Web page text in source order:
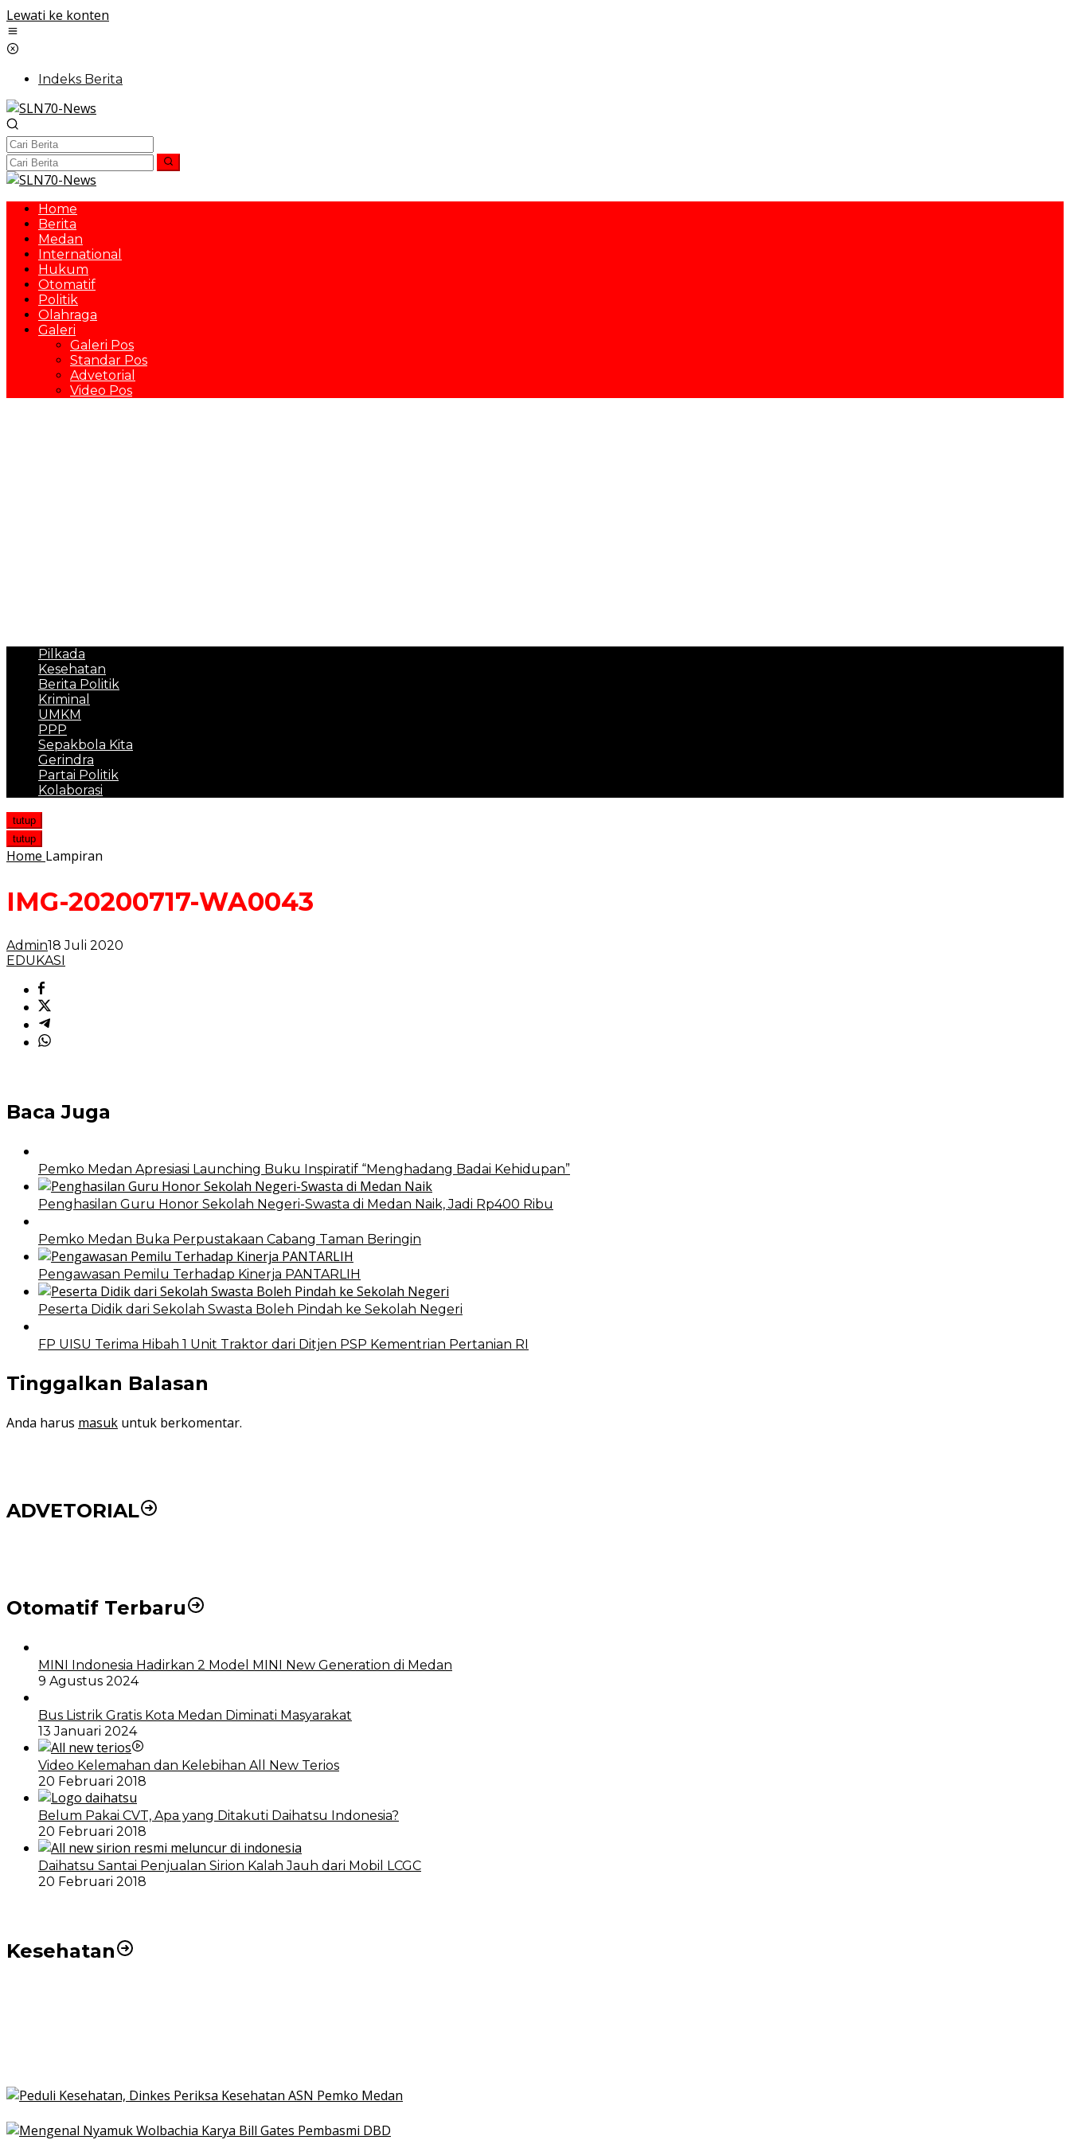
Lewati ke konten
Indeks Berita
Home
Berita
Medan
International
Hukum
Otomatif
Politik
Olahraga
Galeri
Galeri Pos
Standar Pos
Advetorial
Video Pos
Pilkada
Kesehatan
Berita Politik
Kriminal
UMKM
PPP
Sepakbola Kita
Gerindra
Partai Politik
Kolaborasi
tutup
tutup
Home Lampiran
IMG-20200717-WA0043
Admin18 Juli 2020
EDUKASI
Baca Juga
Pemko Medan Apresiasi Launching Buku Inspiratif “Menghadang Badai Kehidupan”
Penghasilan Guru Honor Sekolah Negeri-Swasta di Medan Naik, Jadi Rp400 Ribu
Pemko Medan Buka Perpustakaan Cabang Taman Beringin
Pengawasan Pemilu Terhadap Kinerja PANTARLIH
Peserta Didik dari Sekolah Swasta Boleh Pindah ke Sekolah Negeri
FP UISU Terima Hibah 1 Unit Traktor dari Ditjen PSP Kementrian Pertanian RI
Tinggalkan Balasan
Anda harus masuk untuk berkomentar.
ADVETORIAL
Otomatif Terbaru
MINI Indonesia Hadirkan 2 Model MINI New Generation di Medan
9 Agustus 2024
Bus Listrik Gratis Kota Medan Diminati Masyarakat
13 Januari 2024
Video Kelemahan dan Kelebihan All New Terios
20 Februari 2018
Belum Pakai CVT, Apa yang Ditakuti Daihatsu Indonesia?
20 Februari 2018
Daihatsu Santai Penjualan Sirion Kalah Jauh dari Mobil LCGC
20 Februari 2018
Kesehatan